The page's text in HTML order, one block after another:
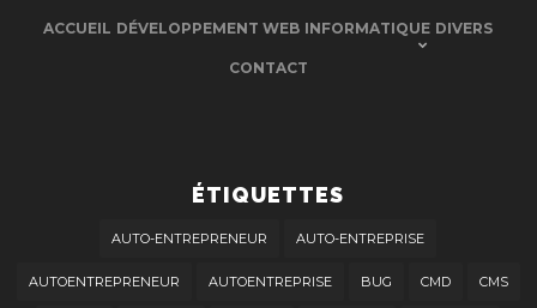
ACCUEIL DÉVELOPPEMENT WEB INFORMATIQUE DIVERS
CONTACT
ÉTIQUETTES
AUTO-ENTREPRENEUR AUTO-ENTREPRISE
AUTOENTREPRENEUR AUTOENTREPRISE BUG CMD CMS